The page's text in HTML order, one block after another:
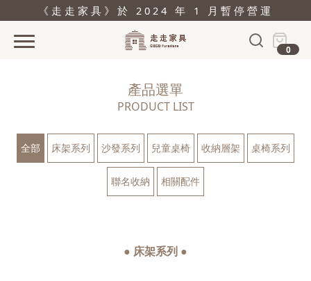
《走走家具》於 2024 年 1 月暫停營運
0
產品
關於
產品選單
PRODUCT LIST
全部 床架系列 沙發系列 兒童桌椅 收納層架 桌椅系列
聯名收納 相關配件
● 床架系列 ●